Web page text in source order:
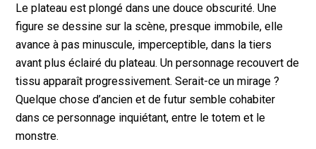
Le plateau est plongé dans une douce obscurité. Une
figure se dessine sur la scène, presque immobile, elle
avance à pas minuscule, imperceptible, dans la tiers
avant plus éclairé du plateau. Un personnage recouvert de
tissu apparaît progressivement. Serait-ce un mirage ?
Quelque chose d’ancien et de futur semble cohabiter
dans ce personnage inquiétant, entre le totem et le
monstre.